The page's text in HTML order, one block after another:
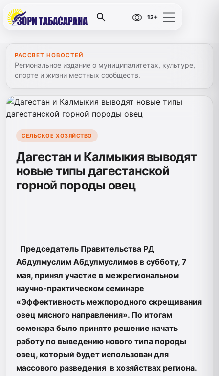
12+
РАССВЕТ НОВОСТЕЙ
Региональное издание о муниципалитетах, культуре,
спорте и жизни местных сообществ.
СЕЛЬСКОЕ ХОЗЯЙСТВО
Дагестан и Калмыкия выводят
новые типы дагестанской
горной породы овец
Председатель Правительства РД
Абдулмуслим Абдулмуслимов в субботу, 7
мая, принял участие в межрегиональном
научно-практическом семинаре
«Эффективность межпородного скрещивания
овец мясного направления». По итогам
семенара было принято решение начать
работу по выведению нового типа породы
овец, который будет использован для
массового разведения в хозяйствах региона.